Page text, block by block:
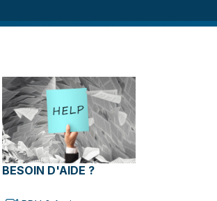
BESOIN D'AIDE ?